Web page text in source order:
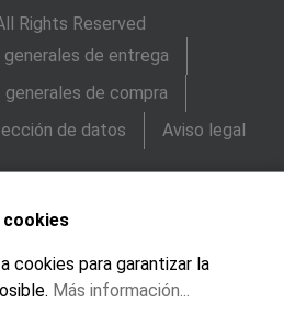
Rights Reserved
generales de entrega
generales de compra
de datos
Aviso legal
cookies
cookies para garantizar la
Más información...